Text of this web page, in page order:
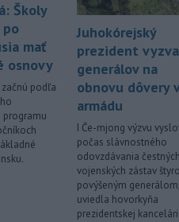
Školy
po
mať
osnovy
podľa
programu
Juhokórejský
prezident
generálov na
obnovu dôvery v
armádu
I Če-mjong výzvu
počas slávnostného
odovzdávania čestných
vojenských zástav
povýšeným generálom,
uviedla hovorkyňa
prezidentskej